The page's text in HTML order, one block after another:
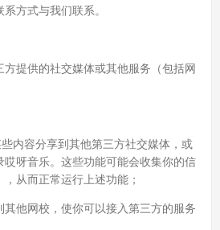
方式与我们联系。
提供的社交媒体或其他服务（包括网
内容分享到其他第三方社交媒体，或
呀音乐。这些功能可能会收集你的信
从而正常运行上述功能；
他网校，使你可以接入第三方的服务